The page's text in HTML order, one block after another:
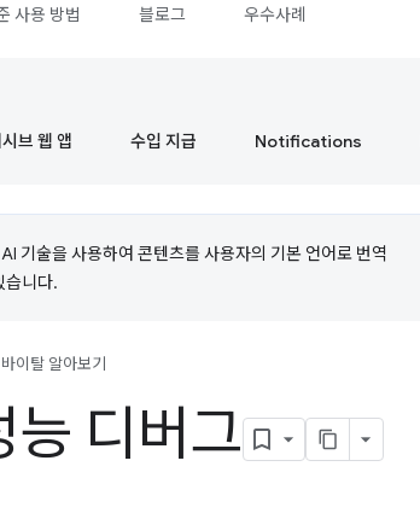
사용 방법 블로그 우수사례
브 웹 앱 수입 지급 Notifications
기술을 사용하여 콘텐츠를 사용자의 기본 언어로 번역
습니다.
이탈 알아보기
능 디버그